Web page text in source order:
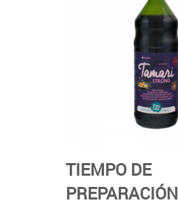
TIEMPO DE
PREPARACIÓN